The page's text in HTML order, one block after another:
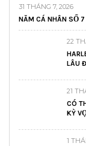
31 THÁNG 7, 2026
NĂM CÁ NHÂN SỐ
22
LÂU
21
CÓ
KỲ
1